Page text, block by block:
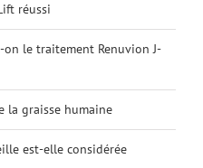
réussi
on le traitement Renuvion J-
la graisse humaine
est-elle considérée